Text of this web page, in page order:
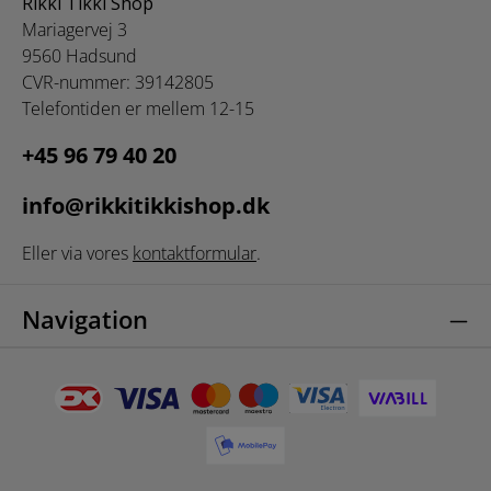
Størrelse: 500 cm x
1,6 cm pr. bånd
Materiale: 100 %
Polyester
Mariagervej 3
9560 Hadsund
CVR-nummer: 39142805
Telefontiden er mellem 12-15
+45 96 79 40 20
info@rikkitikkishop.dk
Eller via vores kontaktformular.
Navigation